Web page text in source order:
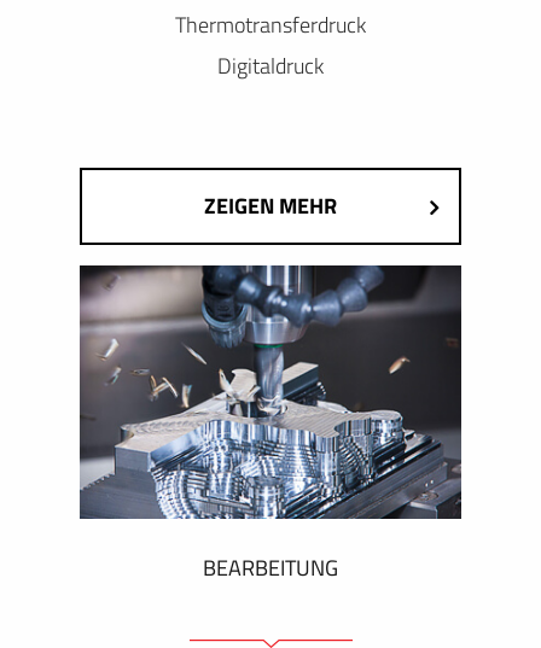
Thermotransferdruck
Digitaldruck
ZEIGEN MEHR
BEARBEITUNG